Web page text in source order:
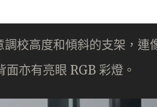
校高度和傾斜的支架，連
亦有亮眼 RGB 彩燈。